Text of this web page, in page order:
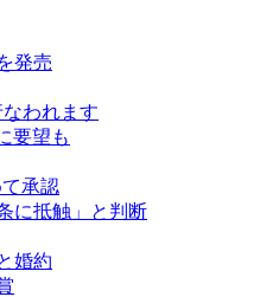
発売
われます
要望も
承認
に抵触」と判断
婚約